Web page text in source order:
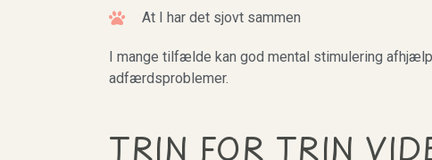
At I har det sjovt sammen
I mange tilfælde kan god mental stimulering
adfærdsproblemer.
TRIN FOR TRIN